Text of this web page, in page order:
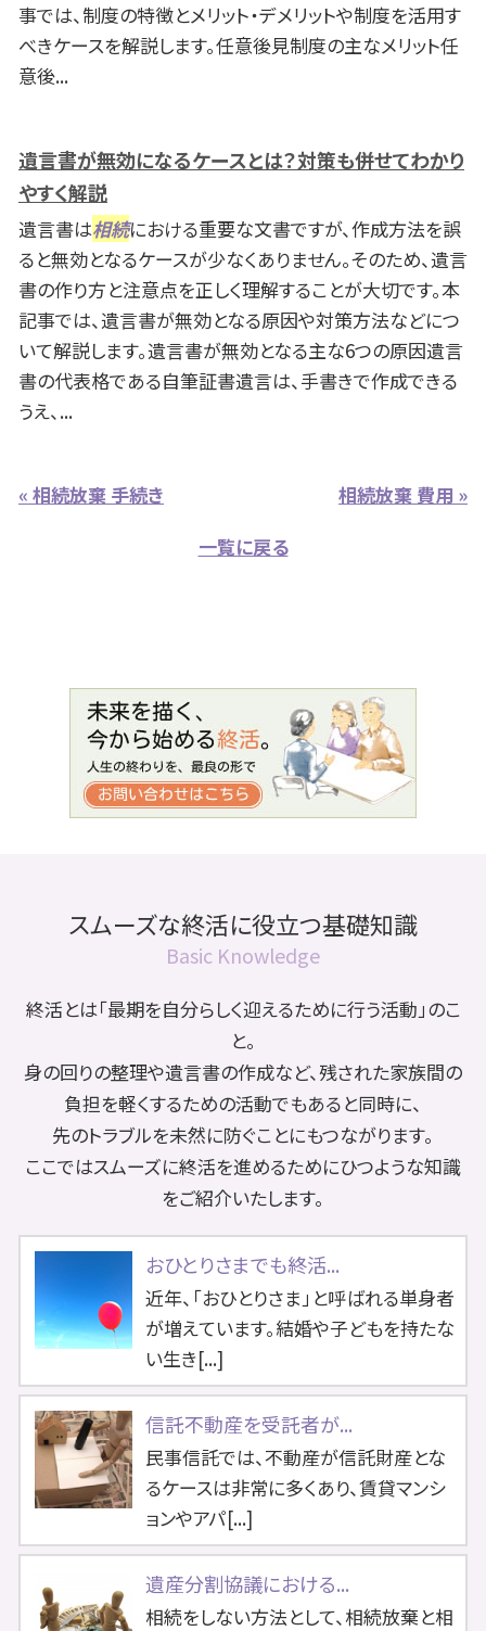
事では、制度の特徴とメリット・デメリットや制度を活用す
べきケースを解説します。任意後見制度の主なメリット任
意後...
遺言書が無効になるケースとは？対策も併せてわかり
やすく解説
遺言書は相続における重要な文書ですが、作成方法を誤
ると無効となるケースが少なくありません。そのため、遺言
書の作り方と注意点を正しく理解することが大切です。本
記事では、遺言書が無効となる原因や対策方法などにつ
いて解説します。遺言書が無効となる主な6つの原因遺言
書の代表格である自筆証書遺言は、手書きで作成できる
うえ、...
« 相続放棄 手続き
相続放棄 費用 »
一覧に戻る
スムーズな終活に役立つ基礎知識
Basic Knowledge
終活とは「最期を自分らしく迎えるために行う活動」のこ
と。
身の回りの整理や遺言書の作成など、残された家族間の
負担を軽くするための活動でもあると同時に、
先のトラブルを未然に防ぐことにもつながります。
ここではスムーズに終活を進めるためにひつような知識
をご紹介いたします。
おひとりさまでも終活...
近年、「おひとりさま」と呼ばれる単身者
が増えています。結婚や子どもを持たな
い生き[...]
信託不動産を受託者が...
民事信託では、不動産が信託財産とな
るケースは非常に多くあり、賃貸マンシ
ョンやアパ[...]
遺産分割協議における...
相続をしない方法として、相続放棄と相